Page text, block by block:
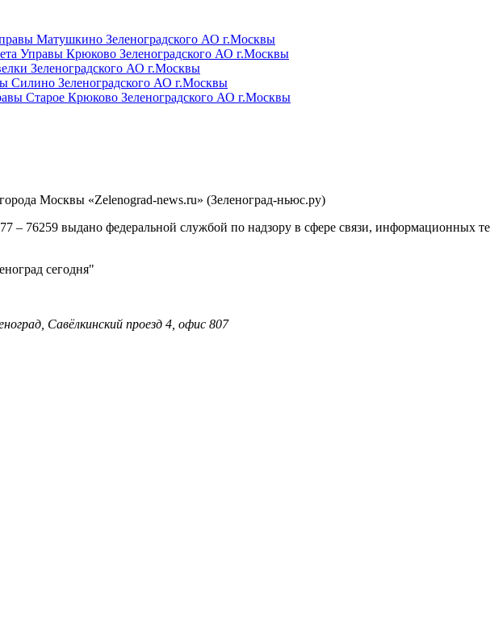
Москвы «Zelenograd-news.ru» (Зеленоград-ньюс.ру)
– 76259 выдано федеральной службой по надзору в сфере связи, информационных
сегодня"
Савёлкинский проезд 4, офис 807